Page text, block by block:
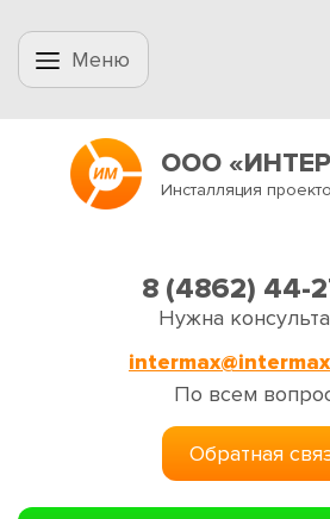
Меню
ООО
Инсталляция
8 (4862) 44-
Нужна
По всем
Обратная